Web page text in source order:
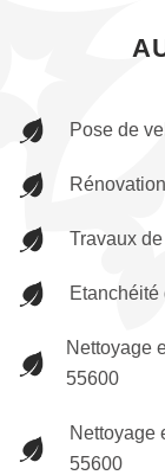
Pose de
Travaux
Etanchéité
Nettoyage
55600
Nettoyage
55600